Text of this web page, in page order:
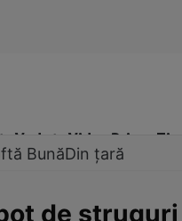
Vedete Video Prime Time
BunăDin țară
de struguri